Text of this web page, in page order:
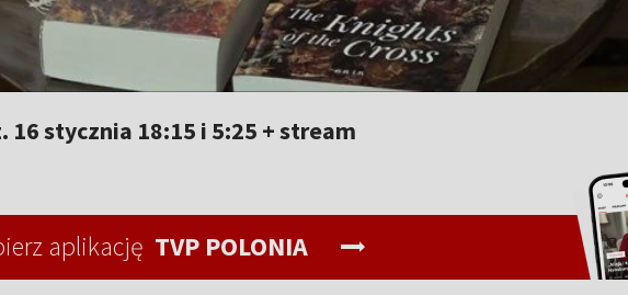
16 stycznia 18:15 i 5:25 + stream
aplikację TVP POLONIA